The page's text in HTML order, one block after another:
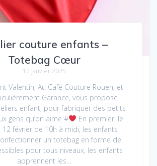
couture enfants –
Totebag Cœur
17 janvier 2025
Valentin, Au Café Couture Rouen, et
Garance, vous propose
enfant, pour fabriquer des petits
gens qu’on aime #
En premier, le
février de 10h à midi, les enfants
un totebag en forme de
pour tous niveaux, les enfants
apprennent les…